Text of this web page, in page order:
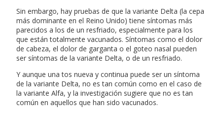
Sin embargo, hay pruebas de que la variante Delta (la cepa
más dominante en el Reino Unido) tiene síntomas más
parecidos a los de un resfriado, especialmente para los
que están totalmente vacunados. Síntomas como el dolor
de cabeza, el dolor de garganta o el goteo nasal pueden
ser síntomas de la variante Delta, o de un resfriado.
Y aunque una tos nueva y continua puede ser un síntoma
de la variante Delta, no es tan común como en el caso de
la variante Alfa, y la investigación sugiere que no es tan
común en aquellos que han sido vacunados.